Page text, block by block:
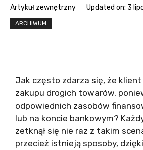
Artykuł zewnętrzny Updated on: 3
ARCHIWUM
Jak często zdarza się, że
zakupu drogich towarów,
odpowiednich zasobów
lub na koncie bankowym?
zetknął się nie raz z takim
przecież istnieją sposoby,